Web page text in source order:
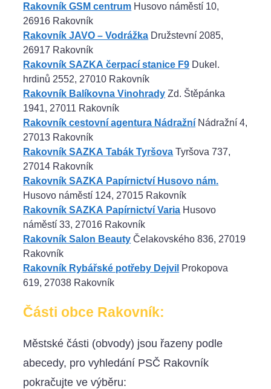
Rakovník GSM centrum Husovo náměstí 10,
26916 Rakovník
Rakovník JAVO – Vodrážka Družstevní 2085,
26917 Rakovník
Rakovník SAZKA čerpací stanice F9 Dukel.
hrdinů 2552, 27010 Rakovník
Rakovník Balíkovna Vinohrady Zd. Štěpánka
1941, 27011 Rakovník
Rakovník cestovní agentura Nádražní Nádražní 4,
27013 Rakovník
Rakovník SAZKA Tabák Tyršova Tyršova 737,
27014 Rakovník
Rakovník SAZKA Papírnictví Husovo nám.
Husovo náměstí 124, 27015 Rakovník
Rakovník SAZKA Papírnictví Varia Husovo
náměstí 33, 27016 Rakovník
Rakovník Salon Beauty Čelakovského 836, 27019
Rakovník
Rakovník Rybářské potřeby Dejvil Prokopova
619, 27038 Rakovník
Části obce Rakovník:
Městské části (obvody) jsou řazeny podle
abecedy, pro vyhledání PSČ Rakovník
pokračujte ve výběru: